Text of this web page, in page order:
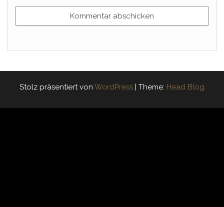
Stolz präsentiert von WordPress | Theme: Head Blog